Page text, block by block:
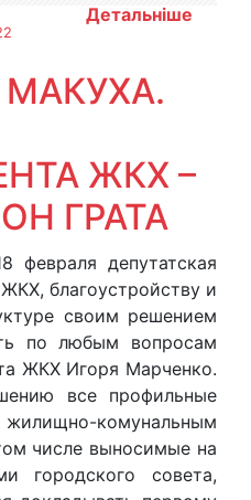
Детальніше
ЖКХ –
ГРАТА
февраля депутатская
благоустройству и
своим решением
по любым вопросам
ЖКХ Игоря Марченко.
все профильные
комунальным
числе выносимые на
городского совета,